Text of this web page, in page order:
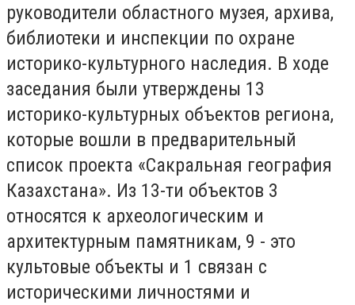
руководители областного музея, архива,
библиотеки и инспекции по охране
историко-культурного наследия. В ходе
заседания были утверждены 13
историко-культурных объектов региона,
которые вошли в предварительный
список проекта «Сакральная география
Казахстана». Из 13-ти объектов 3
относятся к археологическим и
архитектурным памятникам, 9 - это
культовые объекты и 1 связан с
историческими личностями и